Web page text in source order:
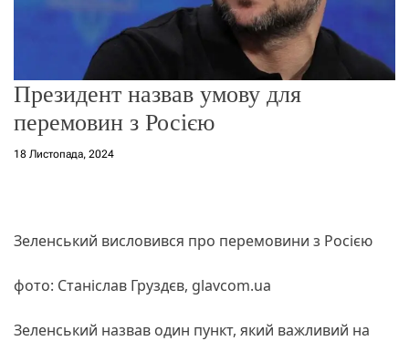
Президент назвав умову для
перемовин з Росією
18 Листопада, 2024
Зеленський висловився про перемовини з Росією
фото: Станіслав Груздєв, glavcom.ua
Зеленський назвав один пункт, який важливий на